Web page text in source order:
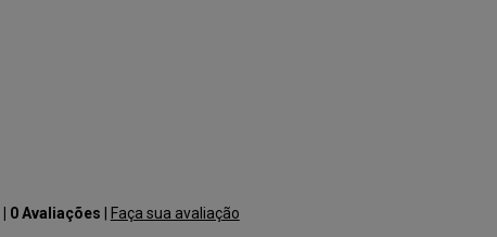
| 0 Avaliações Faça sua avaliação